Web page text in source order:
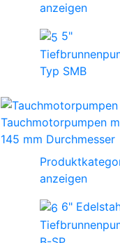
anzeigen
5"
Typ SMB
Tauchmotorpumpen
145 mm Durchmesser
anzeigen
6"